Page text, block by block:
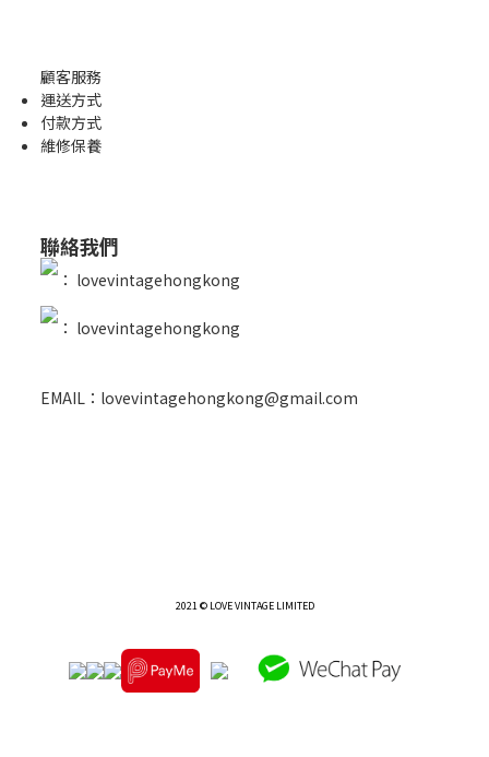
顧客服務
運送方式
付款方式
維修保養
聯絡我們
： lovevintagehongkong
： lovevintagehongkong
EMAIL：lovevintagehongkong@gmail.com
2021 © LOVE VINTAGE LIMITED